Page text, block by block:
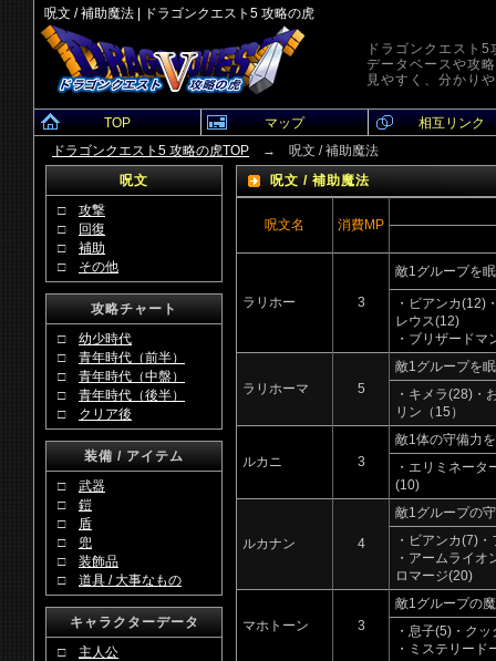
呪文 / 補助魔法 | ドラゴンクエスト5 攻略の虎
ドラゴンクエスト5 攻略の虎TOP → 呪文 / 補助魔法
呪文
□ 攻撃
□
回復
□ 補助
□ その他
攻略チャート
□ 幼少時代
□ 青年時代（前半）
□ 青年時代（中盤）
□ 青年時代（後半）
□ クリア後
装備 / アイテム
□ 武器
□ 鎧
□ 盾
□ 兜
□ 装飾品
□ 道具 / 大事なもの
キャラクターデータ
□ 主人公
呪文 / 補助魔法
呪文名 消費MP
ラリホー 3
敵1グループを
・ビアンカ(12)
レウス(12)
・ブリザード
ラリホーマ 5
敵1グループを
・キメラ(28)・
リン（15）
ルカニ 3
敵1体の守備力
・エリミネー
(10)
ルカナン 4
敵1グループの
・ビアンカ(7)
・アームライ
ロマージ(20)
マホトーン 3
敵1グループの
・息子(5)・ク
・ミステリード
ドラゴンクエスト
データベースや攻
見やすく、分かり
TOP マップ 相互リンク